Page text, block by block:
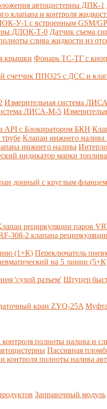
автоцистерны ДПК-1
клапана и контроля
У-1 с встроенным GSM/
ДЛОК-Т-0 Датчик съема
слива жидкости из
крышки Фонарь ТС-ТГ с
счетчик ППО25 с ДСС и
Измерительная система
ЛИСА-М-5
API с Блокиратором БКН
Клапан нижнего
нижнего налива
индикатор марки топлива
донный с круглым фланцем
рециркуляции паров
308-2 клапана
(1+К) Переключатель
на 5 линии
'сухой разъем' Штуцер
кран ZYQ-25A
полноты налива и
Пассивная
полноты налива
Заправочный модуль